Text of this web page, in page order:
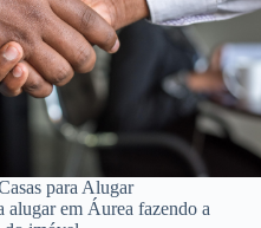
para Alugar
alugar em Áurea fazendo a